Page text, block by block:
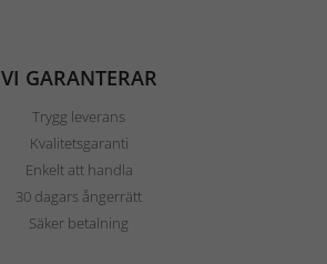
VI GARANTERAR
Trygg leverans
Kvalitetsgaranti
Enkelt att handla
30 dagars ångerrätt
Säker betalning